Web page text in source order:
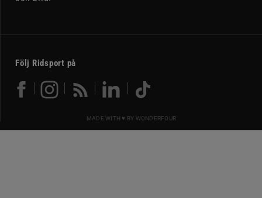
Följ Ridsport på
MADE WITH ♥ BY WONDERFOUR